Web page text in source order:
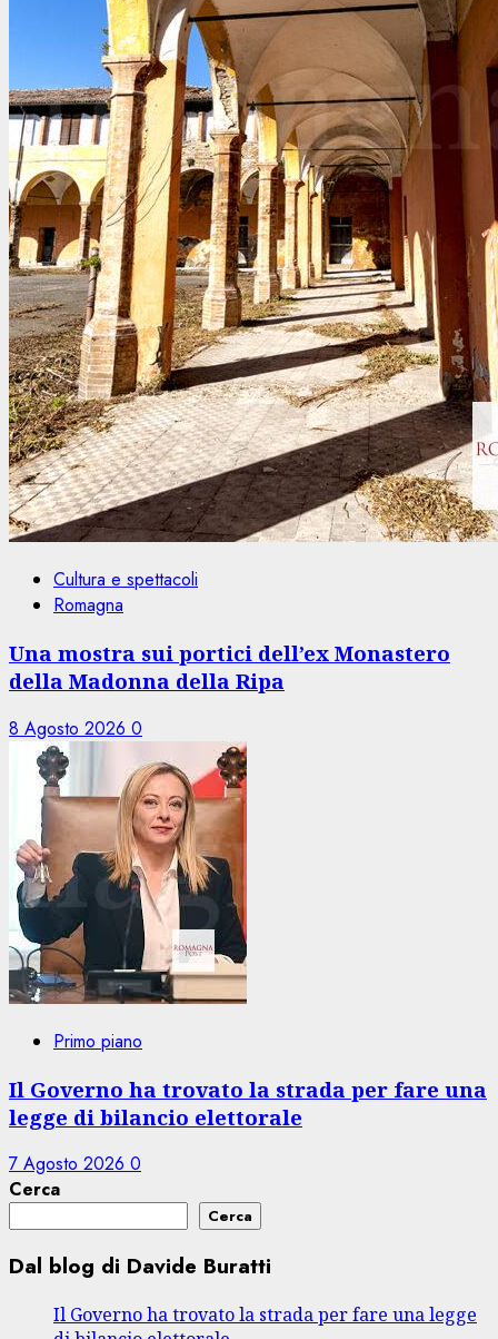
Cultura e spettacoli
Romagna
Una mostra sui portici dell’ex Monastero
della Madonna della Ripa
8 Agosto 2026 0
Primo piano
Il Governo ha trovato la strada per fare una
legge di bilancio elettorale
7 Agosto 2026 0
Cerca
Cerca
Dal blog di Davide Buratti
Il Governo ha trovato la strada per fare una legge